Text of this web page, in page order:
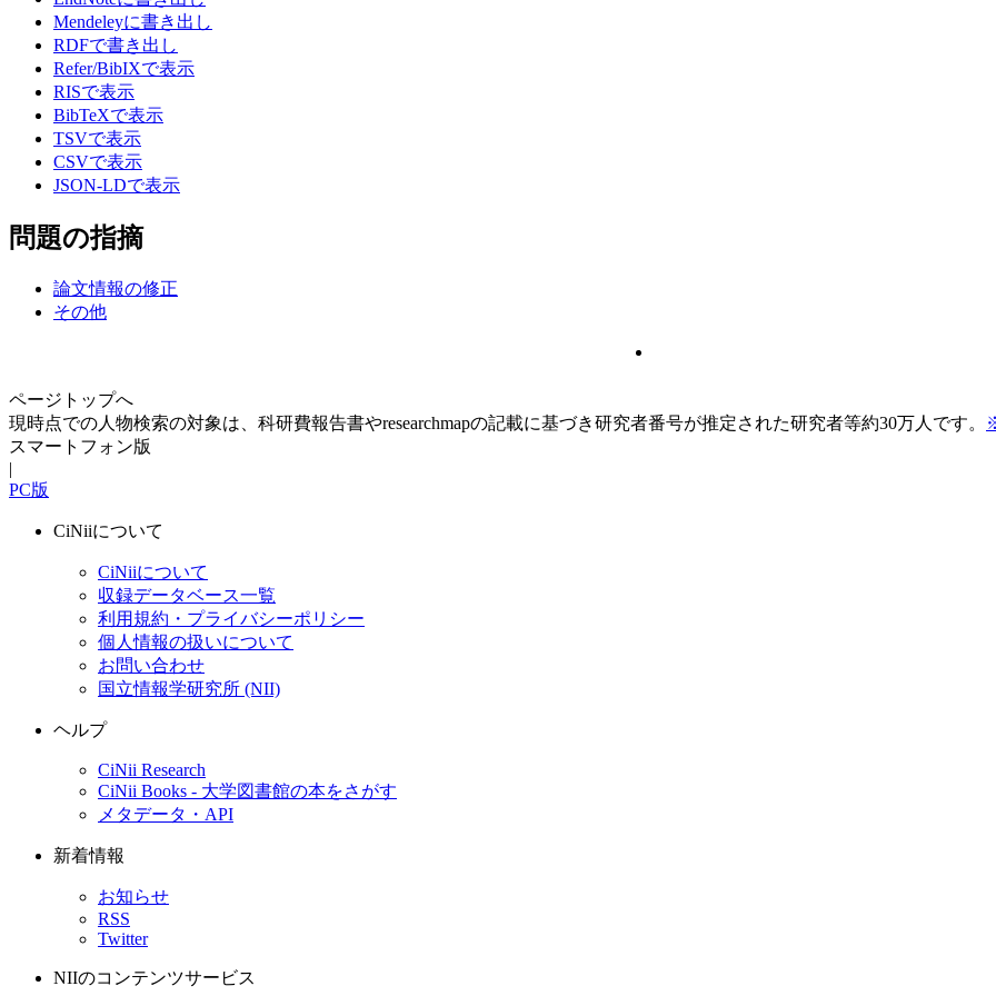
Mendeleyに書き出し
RDFで書き出し
Refer/BibIXで表示
RISで表示
BibTeXで表示
TSVで表示
CSVで表示
JSON-LDで表示
問題の指摘
論文情報の修正
その他
ページトップへ
現時点での人物検索の対象は、科研費報告書やresearchmapの記載に基づき研究者番号が推定された研究者等約30万人です。
スマートフォン版
|
PC版
CiNiiについて
CiNiiについて
収録データベース一覧
利用規約・プライバシーポリシー
個人情報の扱いについて
お問い合わせ
国立情報学研究所 (NII)
ヘルプ
CiNii Research
CiNii Books - 大学図書館の本をさがす
メタデータ・API
新着情報
お知らせ
RSS
Twitter
NIIのコンテンツサービス